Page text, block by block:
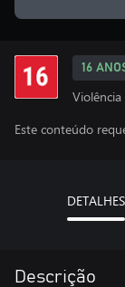
16
Violência
Este conteúdo
DETALHES
Descrição